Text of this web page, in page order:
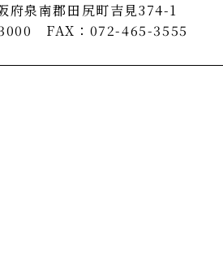
府泉南郡田尻町吉見374-1
FAX：072-465-3555